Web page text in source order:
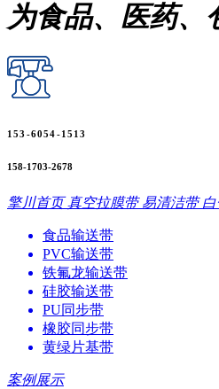
为食品、医药
153-6054-1513
158-1703-2678
擎川首页 真空拉膜带 易清洁带
食品输送带
PVC输送带
铁氟龙输送带
硅胶输送带
PU同步带
橡胶同步带
黄绿片基带
案例展示